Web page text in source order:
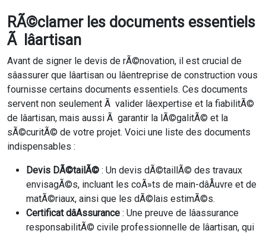
RÃ©clamer les documents essentiels
Ã lâartisan
Avant de signer le devis de rÃ©novation, il est crucial de
sâassurer que lâartisan ou lâentreprise de construction vous
fournisse certains documents essentiels. Ces documents
servent non seulement Ã valider lâexpertise et la fiabilitÃ©
de lâartisan, mais aussi Ã garantir la lÃ©galitÃ© et la
sÃ©curitÃ© de votre projet. Voici une liste des documents
indispensables :
Devis DÃ©tailÃ© : Un devis dÃ©taillÃ© des travaux
envisagÃ©s, incluant les coÃ»ts de main-dâÅuvre et de
matÃ©riaux, ainsi que les dÃ©lais estimÃ©s.
Certificat dâAssurance : Une preuve de lâassurance
responsabilitÃ© civile professionnelle de lâartisan, qui